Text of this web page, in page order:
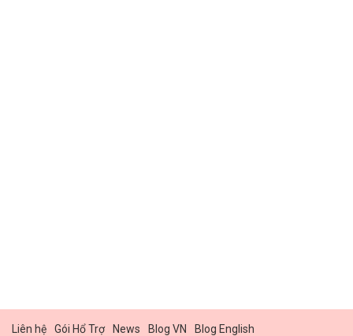
Liên hệ Gói Hổ Trợ News Blog VN
Blog English